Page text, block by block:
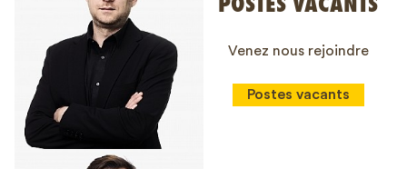
POSTES VACANTS
Venez nous rejoindre
Postes vacants